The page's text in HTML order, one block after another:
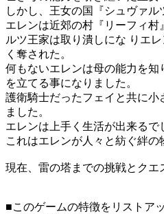
しかし、王女の国『シュヴァル
エレンは近郊の村『リーフィ
ルツ王家は取り潰しにな りエ
く奪された。
何もないエレンは母の能力を
を立てる事になりました。
護衛騎士だったフェイと共に小
ました。
エレンは上手く生活が出来るで
これはエレンが人々と紡ぐ絆の
現在、雷の塔までの挑戦とクエ
■このゲームの特徴をリストア